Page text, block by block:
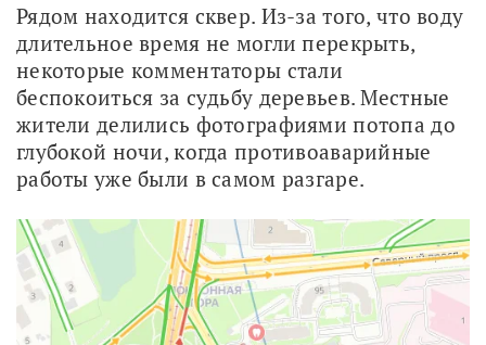
Рядом находится сквер. Из-за того, что воду
длительное время не могли перекрыть,
некоторые комментаторы стали
беспокоиться за судьбу деревьев. Местные
жители делились фотографиями потопа до
глубокой ночи, когда противоаварийные
работы уже были в самом разгаре.